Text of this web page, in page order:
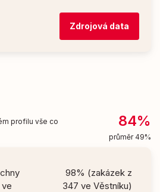
Zdrojová data
profilu vše co
84%
průměr 49%
98% (zakázek z
347 ve Věstníku)